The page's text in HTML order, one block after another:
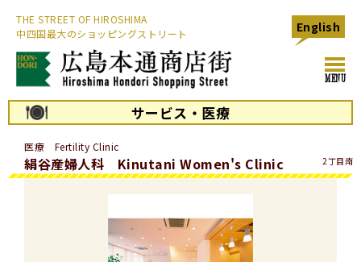
MENU
THE STREET OF HIROSHIMA
中四国最大のショッピングストリート
English
サービス・医療
医療 Fertility Clinic
絹谷産婦人科 Kinutani Women's Clinic 2丁目南